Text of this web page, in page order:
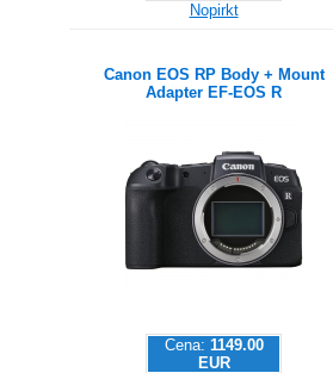
Nopirkt
Canon EOS RP Body + Mount
Adapter EF-EOS R
Cena: 1149.00
EUR